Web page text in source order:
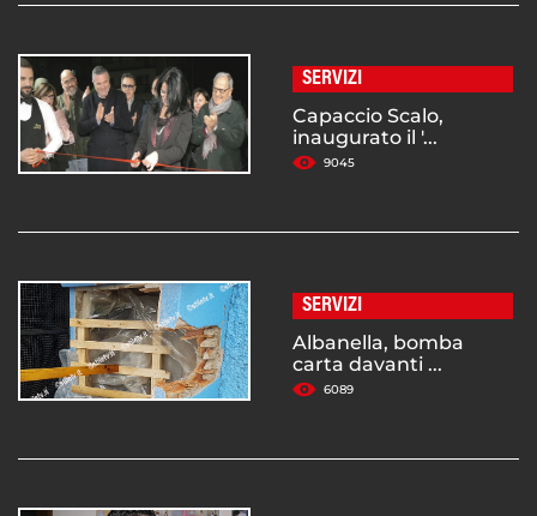
SERVIZI
Capaccio Scalo,
inaugurato il '...
9045
SERVIZI
Albanella, bomba
carta davanti ...
6089